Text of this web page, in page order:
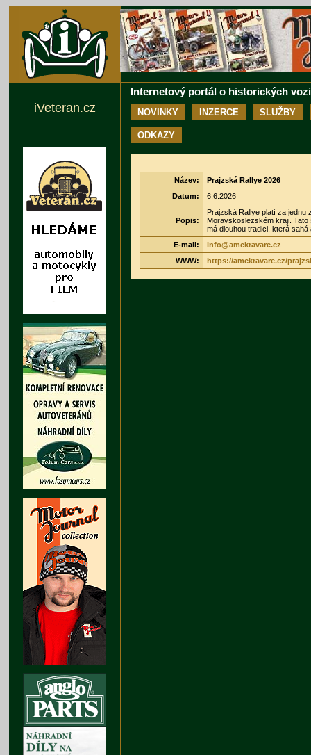
Internetový portál o historických
NOVINKY INZERCE SLUŽBY
ODKAZY
Název:
Prajzská Rallye 2026
Datum:
6.6.2026
Popis:
Prajzská Rallye platí za
Moravskoslezském kraji.
má dlouhou tradici, která
E-mail:
info@amckravare.cz
WWW:
https://amckravare.cz/
iVeteran.cz